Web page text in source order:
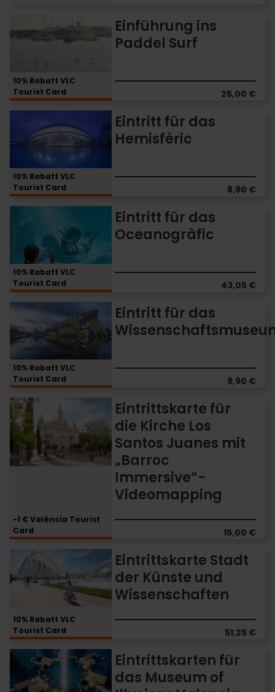
10% Rabatt VLC
Tourist Card
Einführung ins
Paddel Surf
25,00 €
ins
10% Rabatt VLC
Tourist Card
Eintritt für das
Hemisfèric
8,90 €
das
Hemisfèric
10% Rabatt VLC
Tourist Card
Eintritt für das
Oceanogràfic
43,05 €
Oceanogràfic
10% Rabatt VLC
Tourist Card
Eintritt für das
9,90 €
Eintritt
das
Wissenschaftsmuseum
-1 € València Tourist
Card
Eintrittskarte für
die Kirche Los
Santos Juanes mit
„Barroc
Immersive”-
Videomapping
15,00 €
Eintrittskarte
für
die
Kirche
Los
Santos
Immersive”-
Videomapping
10% Rabatt VLC
Tourist Card
Eintrittskarte Stadt
der Künste und
Wissenschaften
51,25 €
Eintrittskarte
Stadt
der
Wissenschaften
Eintrittskarten für
das Museum of
Eintrittskarten
für
das